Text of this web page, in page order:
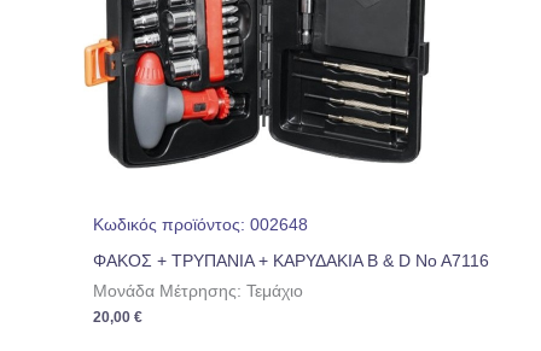
Κωδικός προϊόντος: 002648
ΦΑΚΟΣ + ΤΡΥΠΑΝΙΑ + ΚΑΡΥΔΑΚΙΑ B & D No A7116
Μονάδα Μέτρησης: Τεμάχιο
20,00€